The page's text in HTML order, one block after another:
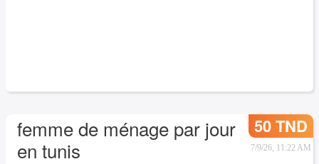
femme de ménage par jour
en tunis
50 TND
7/9/26, 11:22 AM